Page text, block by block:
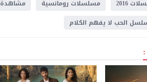
2016
مسلسلات رومانسية مشاهدة
الحب لا يفهم الكلام